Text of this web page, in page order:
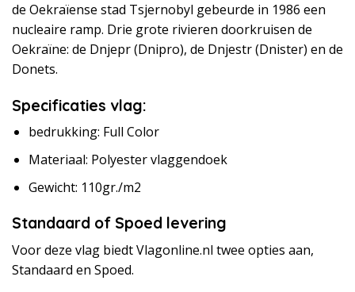
de Oekraïense stad Tsjernobyl gebeurde in 1986 een
nucleaire ramp. Drie grote rivieren doorkruisen de
Oekraïne: de Dnjepr (Dnipro), de Dnjestr (Dnister) en de
Donets.
Specificaties vlag:
bedrukking: Full Color
Materiaal: Polyester vlaggendoek
Gewicht: 110gr./m2
Standaard of Spoed levering
Voor deze vlag biedt Vlagonline.nl twee opties aan,
Standaard en Spoed.